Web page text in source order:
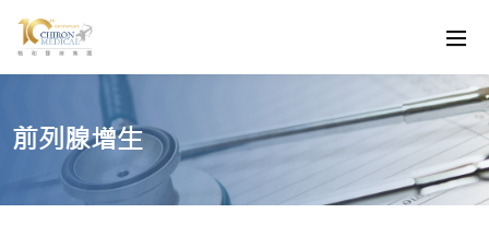
前列腺增生